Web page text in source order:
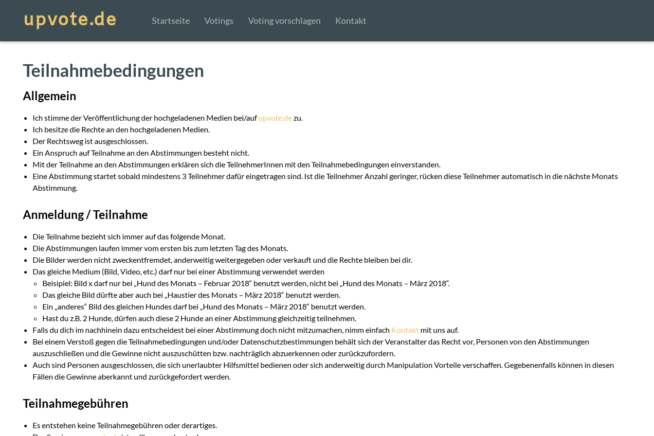
Startseite Votings Voting vorschlagen Kontakt
Teilnahmebedingungen
Allgemein
Ich stimme der Veröffentlichung der hochgeladenen Medien bei/aufupvote.dezu.
Ich besitze die Rechte an den hochgeladenen Medien.
Der Rechtsweg ist ausgeschlossen.
Ein Anspruch auf Teilnahme an den Abstimmungen besteht nicht.
Mit der Teilnahme an den Abstimmungen erklären sich die TeilnehmerInnen mit den Teilnahmebedingungen einverstanden.
Eine Abstimmung startet sobald mindestens 3 Teilnehmer dafür eingetragen sind. Ist die Teilnehmer Anzahl geringer, rücken diese Teilnehmer automatisch in die nächste Monats
Abstimmung.
Anmeldung / Teilnahme
Die Teilnahme bezieht sich immer auf das folgende Monat.
Die Abstimmungen laufen immer vom ersten bis zum letzten Tag des Monats.
Die Bilder werden nicht zweckentfremdet, anderweitig weitergegeben oder verkauft und die Rechte bleiben bei dir.
Das gleiche Medium (Bild, Video, etc.) darf nur bei einer Abstimmung verwendet werden
Beisipiel: Bild x darf nur bei „Hund des Monats – Februar 2018“ benutzt werden, nicht bei „Hund des Monats – März 2018“.
Das gleiche Bild dürfte aber auch bei „Haustier des Monats – März 2018“ benutzt werden.
Ein „anderes“ Bild des gleichen Hundes darf bei „Hund des Monats – März 2018“ benutzt werden.
Hast du z.B. 2 Hunde, dürfen auch diese 2 Hunde an einer Abstimmung gleichzeitig teilnehmen.
Falls du dich im nachhinein dazu entscheidest bei einer Abstimmung doch nicht mitzumachen, nimm einfach Kontakt mit uns auf.
Bei einem Verstoß gegen die Teilnahmebedingungen und/oder Datenschutzbestimmungen behält sich der Veranstalter das Recht vor, Personen von den Abstimmungen
auszuschließen und die Gewinne nicht auszuschütten bzw. nachträglich abzuerkennen oder zurückzufordern.
Auch sind Personen ausgeschlossen, die sich unerlaubter Hilfsmittel bedienen oder sich anderweitig durch Manipulation Vorteile verschaffen. Gegebenenfalls können in diesen
Fällen die Gewinne aberkannt und zurückgefordert werden.
Teilnahmegebühren
Es entstehen keine Teilnahmegebühren oder derartiges.